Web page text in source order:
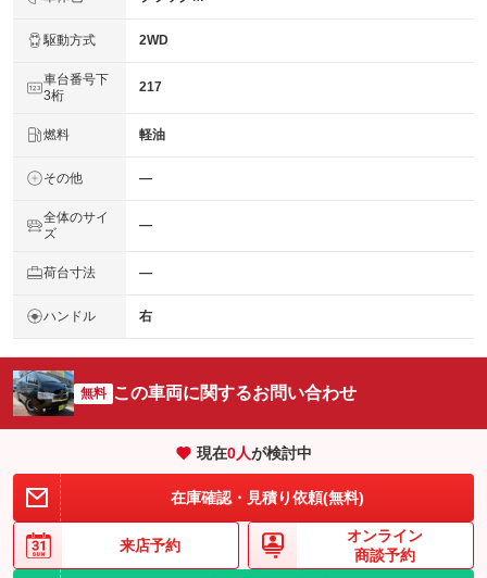
駆動方式 2WD
車台番号下
3桁
217
燃料 軽油
その他 ―
全体のサイ
ズ
―
荷台寸法 ―
ハンドル 右
無料 この車両に関するお問い合わせ
現在0人が検討中
在庫確認・見積り依頼(無料)
来店予約
オンライン
商談予約